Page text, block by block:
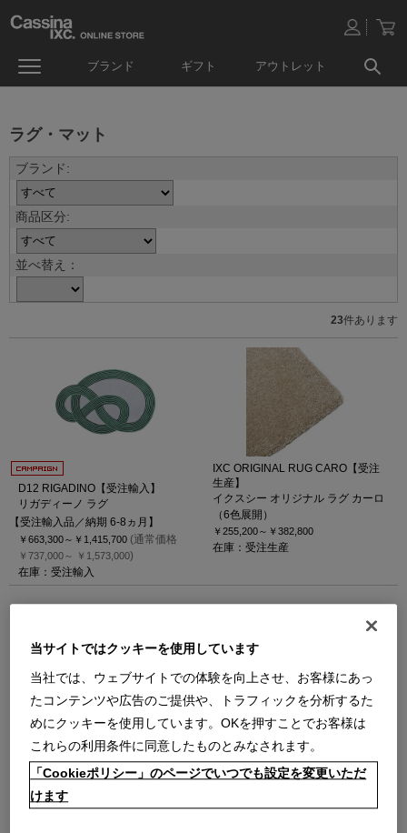
ブランド ギフト アウトレット
ラグ・マット
並べ替え：
23件あります
D12 RIGADINO【受注輸入】
リガディーノ ラグ
【受注輸入品／納期 6-8ヵ月】
￥663,300～ ￥1,415,700 (通常価格
￥737,000～ ￥1,573,000)
在庫：受注輸入
IXC ORIGINAL RUG CARO【受注
生産】
イクスシー オリジナル ラグ カーロ
（6色展開）
￥255,200～ ￥382,800
在庫：受注生産
（ナチュラル）
アラル ラグ
￥1,267,200
（ブルー）
アラル ラグ
当サイトではクッキーを使用しています
当社では、ウェブサイトでの体験を向上させ、お客様にあっ
たコンテンツや広告のご提供や、トラフィックを分析するた
めにクッキーを使用しています。OKを押すことでお客様は
これらの利用条件に同意したものとみなされます。
「Cookieポリシー」のページでいつでも設定を変更いただ
けます